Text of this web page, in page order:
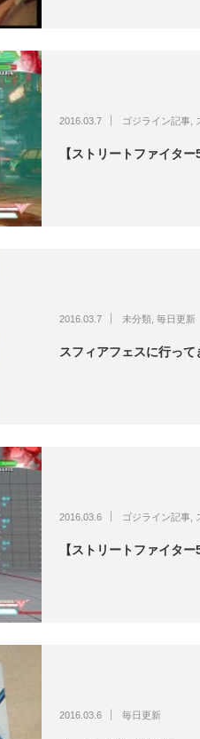
2016.03.7 ゴジライン記事
【ストリートファイタ
2016.03.7 未分類 毎日更新
スフィアフェスに行って
2016.03.6 ゴジライン記事
【ストリートファイタ
2016.03.6 毎日更新